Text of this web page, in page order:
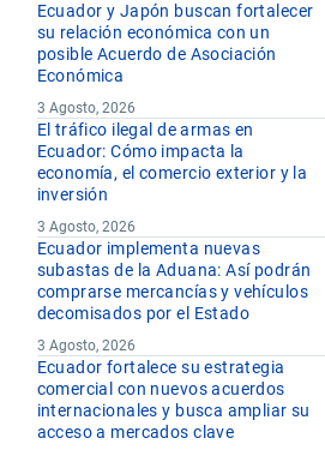
Ecuador y Japón buscan fortalecer
su relación económica con un
posible Acuerdo de Asociación
Económica
3 Agosto, 2026
El tráfico ilegal de armas en
Ecuador: Cómo impacta la
economía, el comercio exterior y la
inversión
3 Agosto, 2026
Ecuador implementa nuevas
subastas de la Aduana: Así podrán
comprarse mercancías y vehículos
decomisados por el Estado
3 Agosto, 2026
Ecuador fortalece su estrategia
comercial con nuevos acuerdos
internacionales y busca ampliar su
acceso a mercados clave